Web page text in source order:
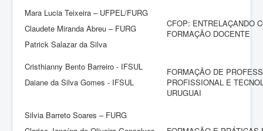
Mara Lucia Teixeira – UFPEL/FURG
Claudete Miranda Abreu – FURG
Patrick Salazar da Silva
CFOP: ENTRELAÇANDO
FORMAÇÃO DOCENTE
Cristhianny Bento Barreiro - IFSUL
Daiane da Silva Gomes - IFSUL
FORMAÇÃO DE
PROFISSIONAL E
URUGUAI
Silvia Barreto Soares – FURG